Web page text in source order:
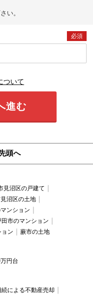
い。
必須
ついて
進む
頭へ
見沼区の戸建て
沼区の土地
ンション
田市のマンション
ン 蕨市の土地
円台
続による不動産売却